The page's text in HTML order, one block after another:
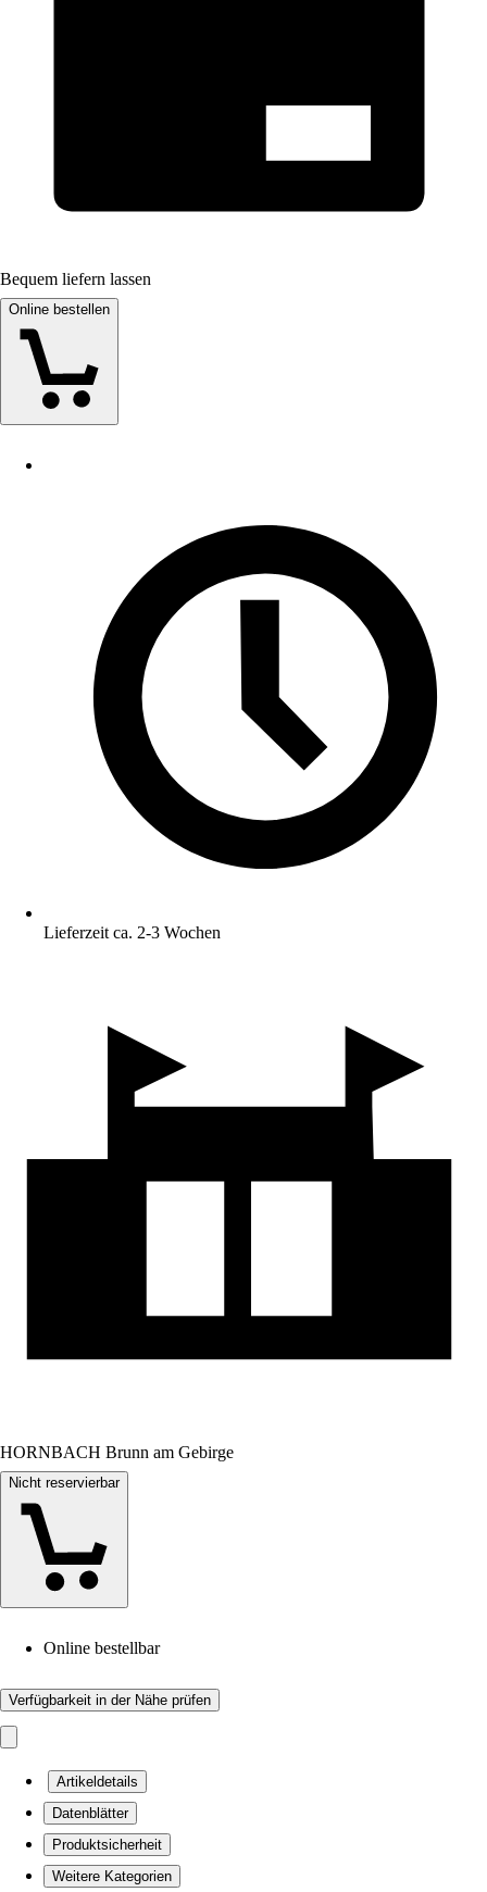
Bequem liefern lassen
Online bestellen
Lieferzeit ca. 2-3 Wochen
HORNBACH Brunn am Gebirge
Nicht reservierbar
Online bestellbar
Verfügbarkeit in der Nähe prüfen
Artikeldetails
Datenblätter
Produktsicherheit
Weitere Kategorien